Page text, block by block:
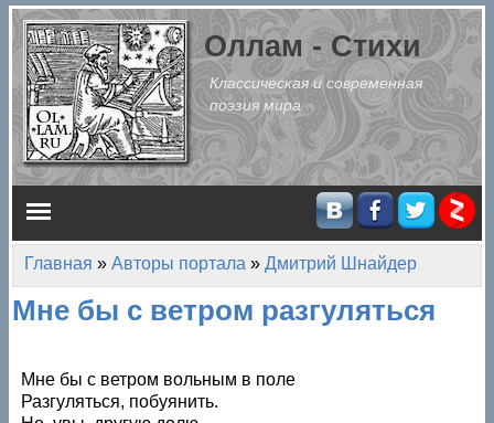
Перейти к основному содержанию
Оллам - Стихи
Классическая и современная
поэзия мира
Главное меню
Вы здесь
Главная » Авторы портала » Дмитрий Шнайдер
Мне бы с ветром разгуляться
Мне бы с ветром вольным в поле
Разгуляться, побуянить.